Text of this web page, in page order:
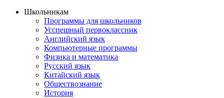
Школьникам
Программы для школьников
Усспешный первоклассник
Английский язык
Компьютерные программы
Физика и математика
Русский язык
Китайский язык
Обществознание
История